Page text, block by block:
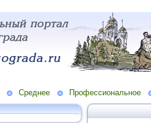
Среднее Профессиональное